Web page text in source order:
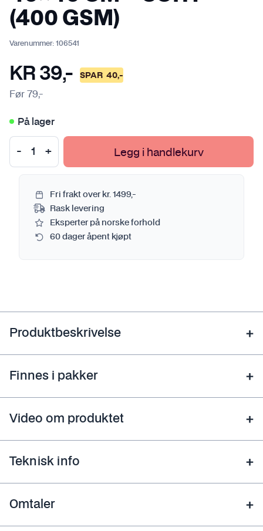
(400 GSM)
Varenummer: 106541
KR 39,- SPAR 40,-
Før79,-
På lager
Legg i handlekurv
Fri frakt over kr. 1499,-
Rask levering
Eksperter på norske forhold
60 dager åpent kjøpt
Produktbeskrivelse
Finnes i pakker
Video om produktet
Teknisk info
Omtaler